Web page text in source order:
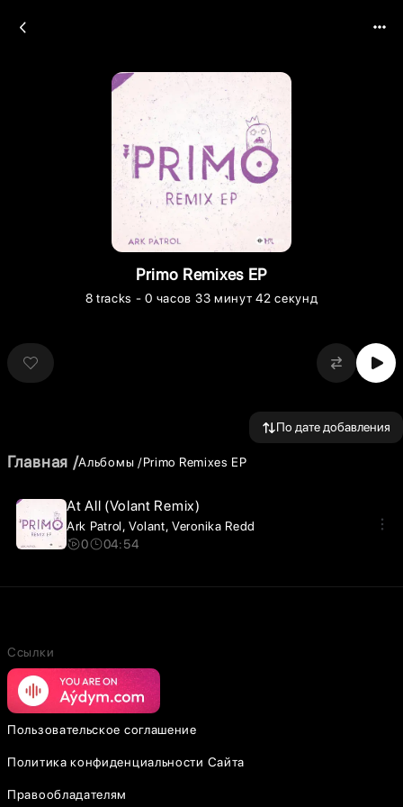
Primo Remixes EP
8 tracks - 0 часов 33 минут 42 секунд
По дате добавления
Главная Альбомы Primo Remixes EP
At All (Volant Remix)
Ark Patrol Volant Veronika Redd
0
04:54
Ссылки
Пользовательское соглашение
Политика конфиденциальности Сайта
Правообладателям